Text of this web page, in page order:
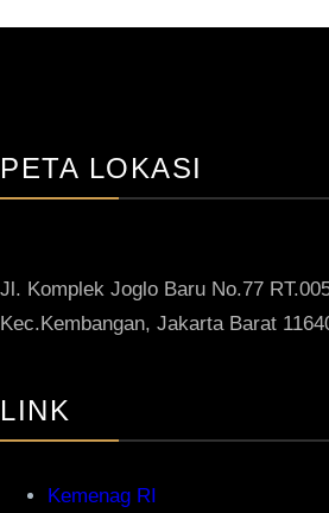
PETA LOKASI
Jl. Komplek Joglo Baru No.77
Kec.Kembangan, Jakarta Barat
LINK
Kemenag RI